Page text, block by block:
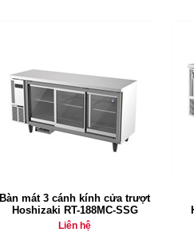
Bàn mát 3 cánh kính cửa trượt
Hoshizaki RT-188MC-SSG
Liên hệ